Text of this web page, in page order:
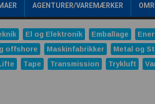
AGENTURER/VAREMÆRKER
El og Elektronik Emballage
offshore Maskinfabrikker Metal og
Tape Transmission Trykluft